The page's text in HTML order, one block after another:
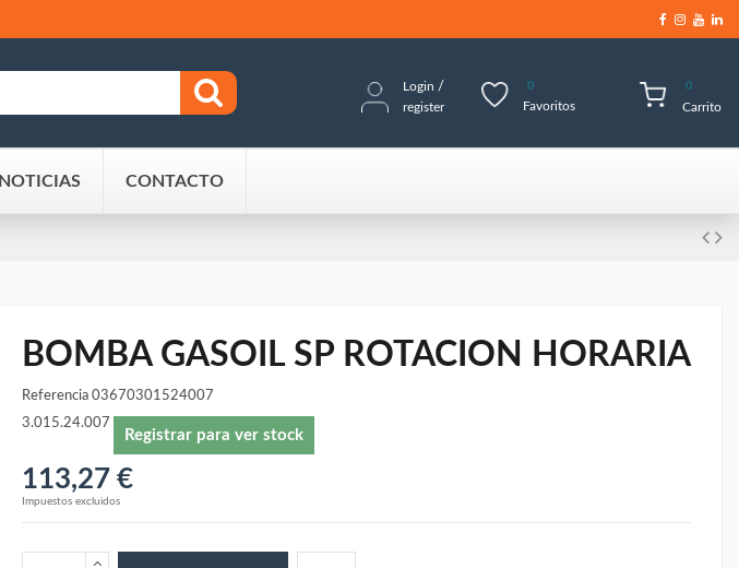
Login /
register
0
Favoritos
0
Carrito
NOTICIAS CONTACTO
BOMBA GASOIL SP ROTACION HORARIA
Referencia 03670301524007
3.015.24.007
Registrar para ver stock
113,27 €
Impuestos excluidos